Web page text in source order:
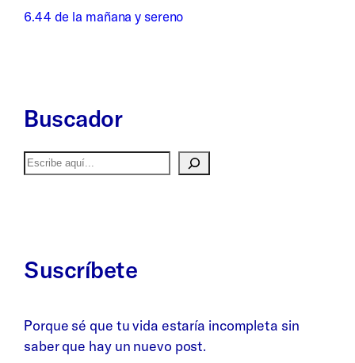
6.44 de la mañana y sereno
Buscador
Buscar
Suscríbete
Porque sé que tu vida estaría incompleta sin
saber que hay un nuevo post.